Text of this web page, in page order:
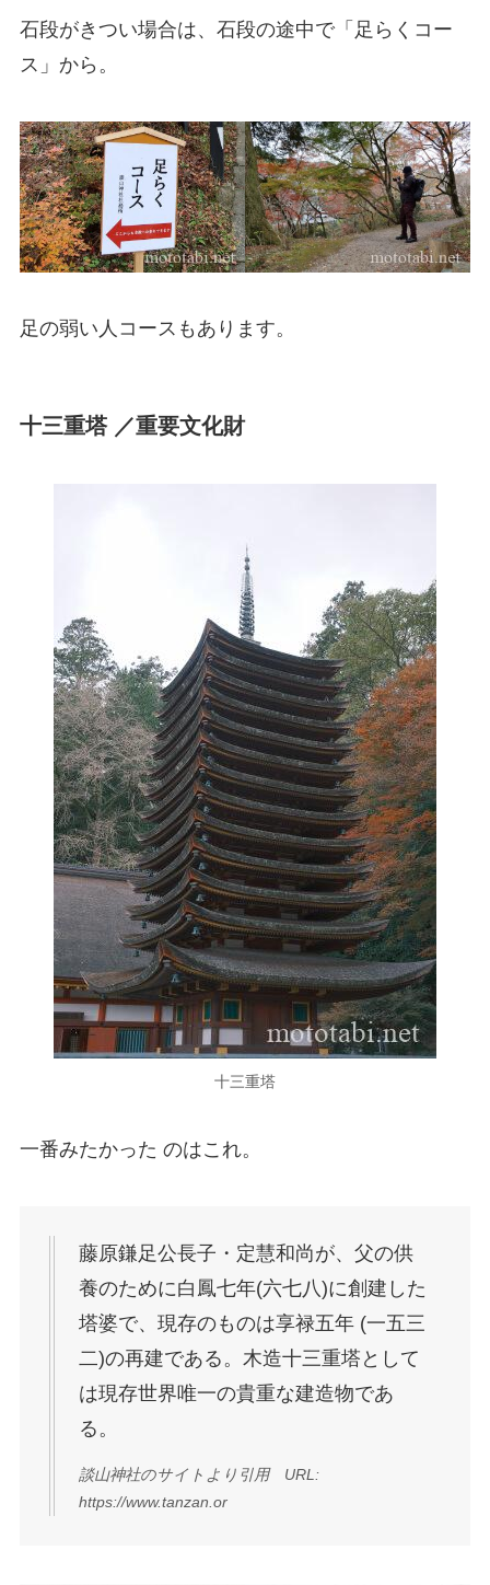
石段がきつい場合は、石段の途中で「足らくコー
ス」から。
足の弱い人コースもあります。
十三重塔 ／重要文化財
十三重塔
一番みたかった のはこれ。
藤原鎌足公長子・定慧和尚が、父の供
養のために白鳳七年(六七八)に創建した
塔婆で、現存のものは享禄五年 (一五三
二)の再建である。木造十三重塔として
は現存世界唯一の貴重な建造物であ
る。
談山神社のサイトより引用 URL:
https://www.tanzan.or